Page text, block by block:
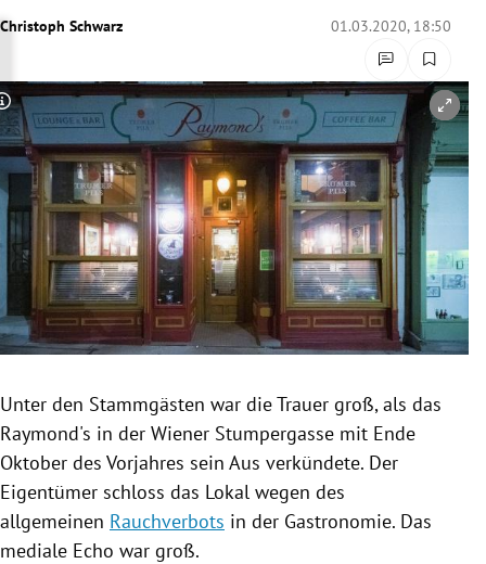
Untermenü
Untermenü
Untermenü
Untermenü
Untermenü
Christoph Schwarz 01.03.2020, 18:50
Copyright-Hinweis öffnen/schließen
Unter den Stammgästen war die Trauer groß, als das
Raymond's in der Wiener Stumpergasse mit Ende
Oktober des Vorjahres sein Aus verkündete. Der
Eigentümer schloss das Lokal wegen des
allgemeinen Rauchverbots in der Gastronomie. Das
mediale Echo war groß.